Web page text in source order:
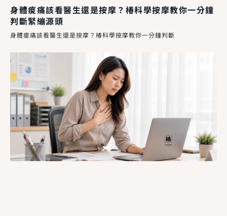
身體痠痛該看醫生還是按摩？椿科學按摩教你一分鐘
判斷緊繃源頭
身體痠痛該看醫生還是按摩？椿科學按摩教你一分鐘判斷